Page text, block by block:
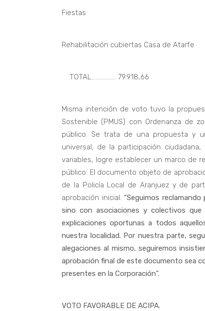
Fiestas
Rehabilitación cubiertas Casa de
TOTAL………….…. 79.918,66
Misma intención de voto tuvo la
Sostenible (PMUS) con Ordenanza de
público. Se trata de una propuesta y
universal, de la participación
variables, logre establecer un marco de
público. El documento objeto de
de la Policía Local de Aranjuez y de
aprobación inicial. “Seguimos
sino con asociaciones y colectivos
explicaciones oportunas a todos
nuestra localidad. Por nuestra parte,
alegaciones al mismo, seguiremos
aprobación final de este documento sea
presentes en la Corporación”.
VOTO FAVORABLE DE ACIPA.